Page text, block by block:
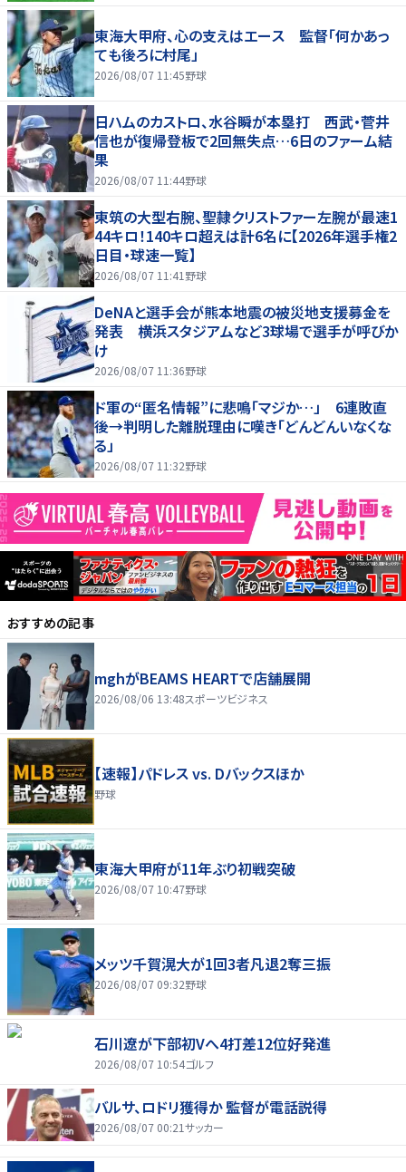
東海大甲府、心の支えはエース 監督「何かあっ
ても後ろに村尾」
2026/08/07 11:45野球
日ハムのカストロ、水谷瞬が本塁打 西武・菅井
信也が復帰登板で2回無失点…6日のファーム結
果
2026/08/07 11:44野球
東筑の大型右腕、聖隷クリストファー左腕が最速1
44キロ！140キロ超えは計6名に【2026年選手権2
日目・球速一覧】
2026/08/07 11:41 野球
DeNAと選手会が熊本地震の被災地支援募金を
発表 横浜スタジアムなど3球場で選手が呼びか
け
2026/08/07 11:36野球
ド軍の“匿名情報”に悲鳴「マジか…」 6連敗直
後→判明した離脱理由に嘆き「どんどんいなくな
る」
2026/08/07 11:32野球
おすすめの記事
mghがBEAMS HEARTで店舗展開
2026/08/06 13:48スポーツビジネス
【速報】パドレス vs. Dバックスほか
野球
東海大甲府が11年ぶり初戦突破
2026/08/07 10:47野球
メッツ千賀滉大が1回3者凡退2奪三振
2026/08/07 09:32野球
石川遼が下部初Vへ4打差12位好発進
2026/08/07 10:54ゴルフ
バルサ、ロドリ獲得か 監督が電話説得
2026/08/07 00:21サッカー